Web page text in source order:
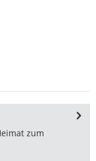
zum